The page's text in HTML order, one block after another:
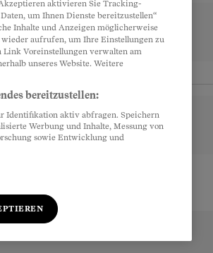
aktivieren Sie Tracking-
um Ihnen Dienste bereitzustellen“
Inhalte und Anzeigen möglicherweise
aufrufen, um Ihre Einstellungen zu
Voreinstellungen verwalten am
unseres Website. Weitere
bereitzustellen:
Identifikation aktiv abfragen. Speichern
Werbung und Inhalte, Messung von
sowie Entwicklung und